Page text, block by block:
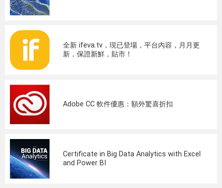
全新 ifeva.tv，現已登場，平台內容，月月更
新，保證新鮮，貼市！
Adobe CC 軟件優惠：額外驚喜折扣
Certificate in Big Data Analytics with Excel
and Power BI